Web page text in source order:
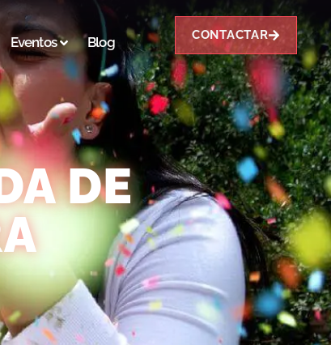
Eventos Blog CONTACTAR
DE